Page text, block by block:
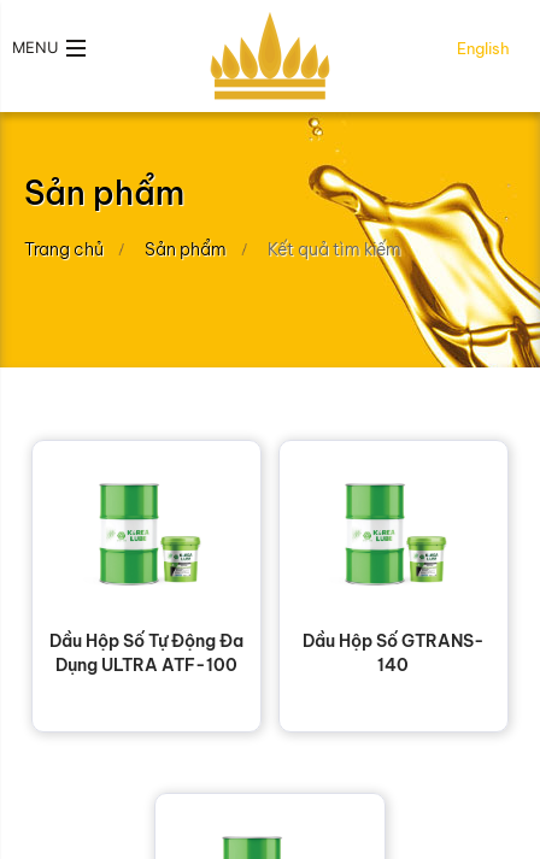
MENU English
Sản phẩm
Trang chủ Sản phẩm Kết quả tìm kiếm
Dầu Hộp Số Tự Động Đa
Dụng ULTRA ATF-100
Dầu Hộp Số GTRANS-
140